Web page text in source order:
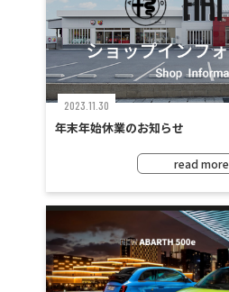
2023.11.30
年末年始休業のお知らせ
read more